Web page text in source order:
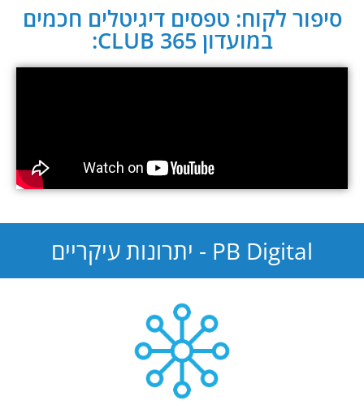
סיפור לקוח: טפסים דיגיטלים חכמים
במועדון CLUB 365:
PB Digital - יתרונות עיקריים